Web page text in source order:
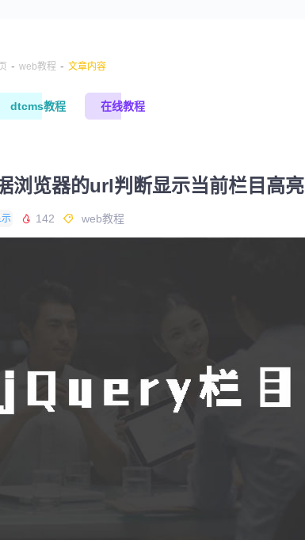
- web教程 - 文章内容
dtcms教程 在线教程
浏览器的url判断显示当前栏目高亮
示 142 web教程